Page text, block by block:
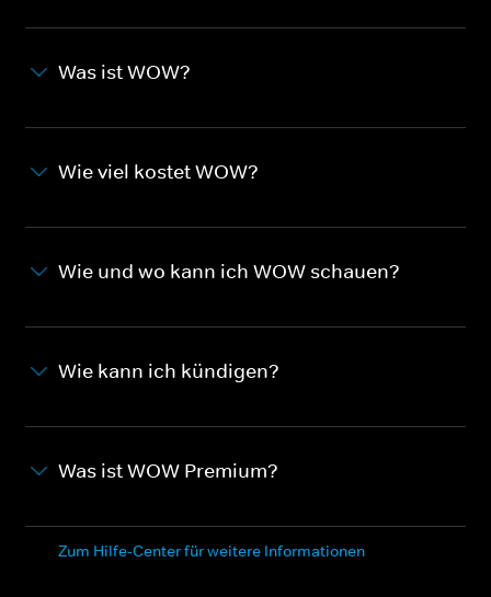
Was ist WOW?
Wie viel kostet WOW?
Wie und wo kann ich WOW schauen?
Wie kann ich kündigen?
Was ist WOW Premium?
Zum Hilfe-Center für weitere Informationen